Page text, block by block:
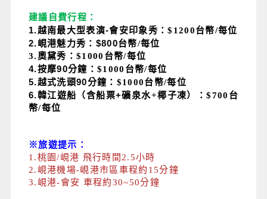
建議自費行程：
1.越南最大型表演-會安印象秀：$1200台幣/每位
2.峴港魅力秀：$800台幣/每位
3.奧黛秀：$1000台幣/每位
4.按摩90分鐘：$1000台幣/每位
5.越式洗頭90分鐘：$1000台幣/每位
6.韓江遊船（含船票+礦泉水+椰子凍）：$700台
幣/每位
※旅遊提示：
1.桃園/峴港 飛行時間2.5小時
2.峴港機場-峴港市區車程約15分鐘
3.峴港-會安 車程約30~50分鐘